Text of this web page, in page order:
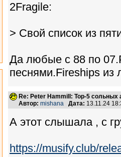
2Fragile:
> Свой список из
Да любые с 88 по
песнями.Fireships из
Re: Peter Hammill: Top-5 сольных
Автор: mishana Дата: 13.11.24
А этот слышала , с
https://musify.club/